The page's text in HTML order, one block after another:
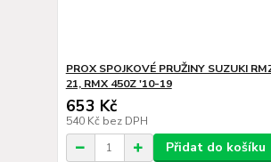
PROX SPOJKOVÉ PRUŽINY SUZUKI
21, RMX 450Z '10-19
653 Kč
540 Kč bez DPH
Přidat do košíku